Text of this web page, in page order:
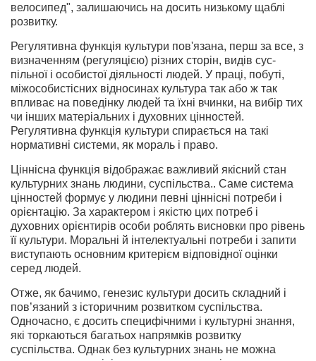
велосипед", залишаючись на досить низькому щаблі
розвитку.
Регулятивна функція культури пов'язана, перш за все, з
визначенням (регуляцією) різних сторін, видів сус­
пільної і особистої діяльності людей. У праці, побуті,
міжособистісних відносинах культура так або ж так
впливає на поведінку людей та їхні вчинки, на вибір тих
чи інших матеріальних і духовних цінностей.
Регулятивна функція культури спирається на такі
нормативні системи, як мо­раль і право.
Ціннісна функція відобра­жає важливий якісний стан
культурних знань людини, суспільства.. Саме система
цінно­стей формує у людини певні ціннісні потреби і
орієнтацію. За характером і якістю цих потреб і
духовних орієнтирів особи роблять висновки про рівень
її культури. Моральні й інтелектуальні потреби і запити
виступають основним критерієм відповідної оцінки
серед людей.
Отже, як бачимо, генезис культури досить складний і
пов’язаний з історичним розвитком суспільства.
Одночасно, є досить специфічними і культурні знання,
які торкаються багатьох напрямків розвитку
суспільства. Однак без культурних знань не можна